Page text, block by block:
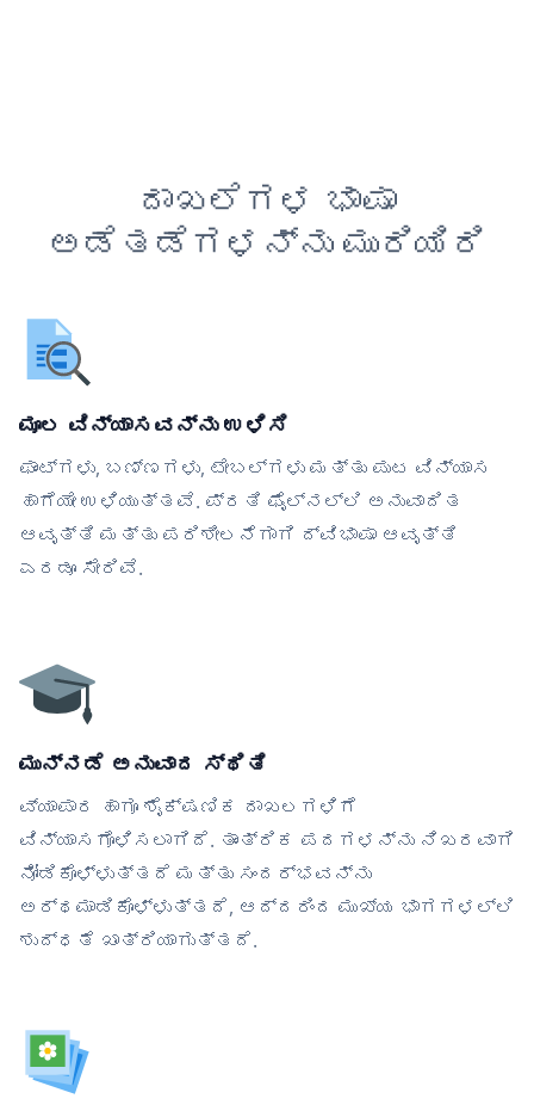
ದಾಖಲೆಗಳ ಭಾಷಾ
ಅಡೆತಡೆಗಳನ್ನು ಮುರಿಯಿರಿ
ಮೂಲ ವಿನ್ಯಾಸವನ್ನು ಉಳಿಸಿ
ಫಾಂಟ್‌ಗಳು, ಬಣ್ಣಗಳು, ಟೇಬಲ್‌ಗಳು ಮತ್ತು ಪುಟ ವಿನ್ಯಾಸ
ಹಾಗೆಯೇ ಉಳಿಯುತ್ತವೆ. ಪ್ರತಿ ಫೈಲ್‌ನಲ್ಲಿ ಅನುವಾದಿತ
ಆವೃತ್ತಿ ಮತ್ತು ಪರಿಶೀಲನೆಗಾಗಿ ದ್ವಿಭಾಷಾ ಆವೃತ್ತಿ
ಎರಡೂ ಸೇರಿವೆ.
ಮುನ್ನಡೆ ಅನುವಾದ ಸ್ಥಿತಿ
ವ್ಯಾಪಾರ ಹಾಗೂ ಶೈಕ್ಷಣಿಕ ದಾಖಲಗಳಿಗೆ
ವಿನ್ಯಾಸಗೊಳಿಸಲಾಗಿದೆ. ತಾಂತ್ರಿಕ ಪದಗಳನ್ನು ನಿಖರವಾಗಿ
ನೋಡಿಕೊಳ್ಳುತ್ತದೆ ಮತ್ತು ಸಂದರ್ಭವನ್ನು
ಅರ್ಥಮಾಡಿಕೊಳ್ಳುತ್ತದೆ, ಆದ್ದರಿಂದ ಮುಖ್ಯ ಭಾಗಗಳಲ್ಲಿ
ಶುದ್ಧತೆ ಖಾತ್ರಿಯಾಗುತ್ತದೆ.